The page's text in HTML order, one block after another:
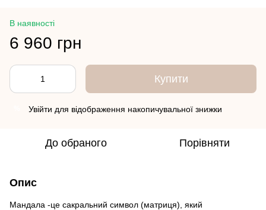
В наявності
6 960 грн
Купити
Увійти для відображення накопичувальної знижки
До обраного Порівняти
Опис
Мандала -це сакральний символ (матриця), який